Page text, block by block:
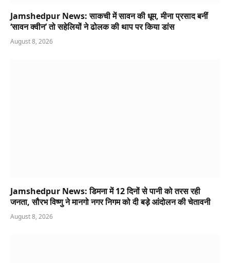
Jamshedpur News: साकची में सावन की धूम, मीना प्रसाद बनीं
‘सावन क्वीन’ तो सहेलियों ने ढोलक की थाप पर किया डांस
August 8, 2026
Jamshedpur News: डिमना में 12 दिनों से पानी को तरस रही
जनता, सौरभ विष्णु ने मानगो नगर निगम को दी बड़े आंदोलन की चेतावनी
August 8, 2026